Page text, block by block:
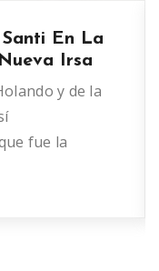
En La
Irsa
y de la
fue la